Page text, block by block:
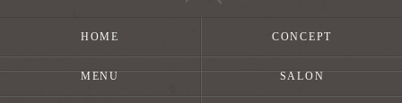
HOME CONCEPT
MENU SALON